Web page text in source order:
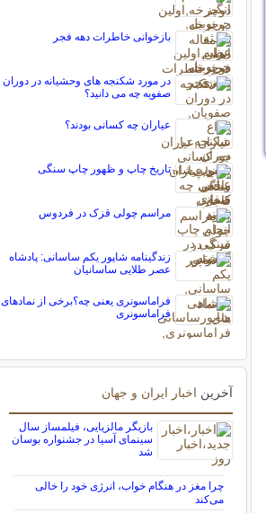
بازخوانی خاطرات دهه فجر
در مورد شکنجه های وحشیانه در دوران
صفویه چه می دانید؟
عیاران چه کسانی بودند؟
تاریخ چاپ و ظهور چاپ سنگی
مراسم چولی قزک در فردوس
زندگینامه شاپور یکم ساسانی: پادشاه
عصر طلایی ساسانیان
فراماسونری يعنی چه؟برخی از نماد‌های
فراماسونری
آخرین اخبار ایران و جهان
بازیگر مالزیایی، فیلمساز سال
سینمای آسیا در جشنواره بوسان
شد
چرا مغز در هنگام خواب، انرژی خود را خالی
می‌کند